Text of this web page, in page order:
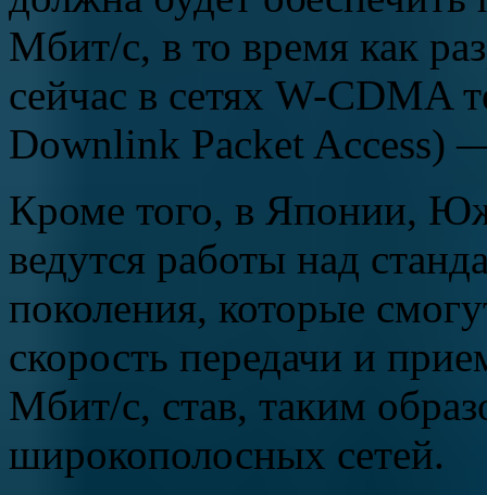
Мбит/с, в то время как
сейчас в сетях W-CDMA
Downlink Packet Access)
Кроме того, в Японии,
ведутся работы над
поколения, которые
скорость передачи и
Мбит/с, став, таким
широкополосных сетей.